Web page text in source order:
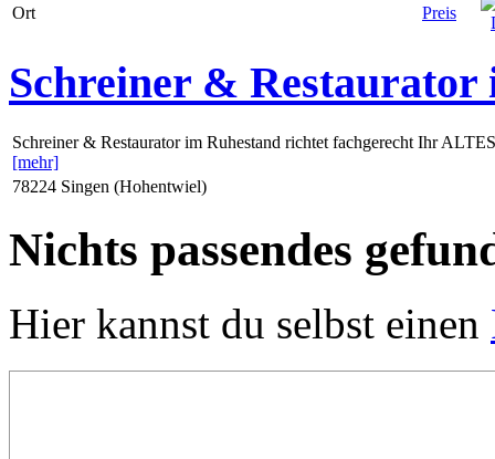
Ort Preis
Schreiner & Restaurator
Schreiner & Restaurator im Ruhestand richtet fachgerecht Ihr
[mehr]
78224 Singen (Hohentwiel)
Nichts passendes
Hier kannst du selbst einen